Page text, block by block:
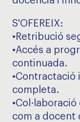
S'OFEREIX:
•Retribució
•Accés a
continuada.
•Contractació
completa.
com a docent